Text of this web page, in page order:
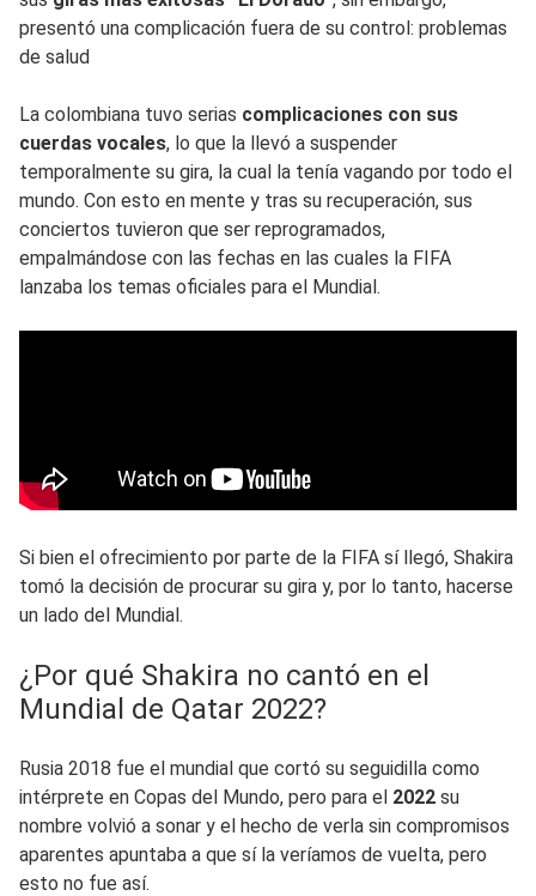
presentó una complicación fuera de su control: problemas
de salud
La colombiana tuvo serias complicaciones con sus
cuerdas vocales, lo que la llevó a suspender
temporalmente su gira, la cual la tenía vagando por todo el
mundo. Con esto en mente y tras su recuperación, sus
conciertos tuvieron que ser reprogramados,
empalmándose con las fechas en las cuales la FIFA
lanzaba los temas oficiales para el Mundial.
Si bien el ofrecimiento por parte de la FIFA sí llegó, Shakira
tomó la decisión de procurar su gira y, por lo tanto, hacerse
un lado del Mundial.
¿Por qué Shakira no cantó en el
Mundial de Qatar 2022?
Rusia 2018 fue el mundial que cortó su seguidilla como
intérprete en Copas del Mundo, pero para el 2022 su
nombre volvió a sonar y el hecho de verla sin compromisos
aparentes apuntaba a que sí la veríamos de vuelta, pero
esto no fue así.